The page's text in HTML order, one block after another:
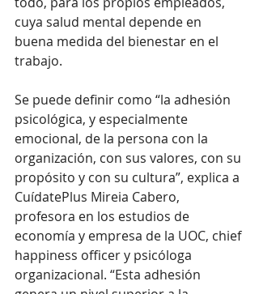
cuya salud mental depende en
buena medida del bienestar en el
trabajo.
Se puede definir como “la adhesión
psicológica, y especialmente
emocional, de la persona con la
organización, con sus valores, con su
propósito y con su cultura”, explica a
CuídatePlus Mireia Cabero,
profesora en los estudios de
economía y empresa de la UOC, chief
happiness officer y psicóloga
organizacional. “Esta adhesión